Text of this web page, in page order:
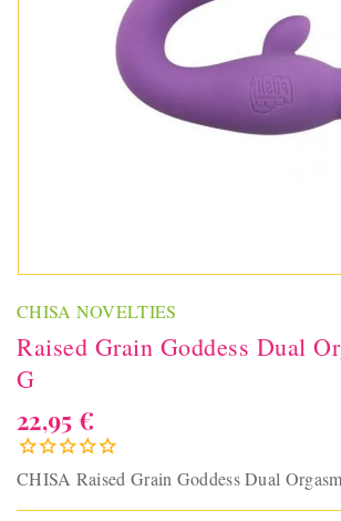
CHISA NOVELTIES
Raised Grain Goddess Dual
G
22,95 €
CHISA Raised Grain Goddess Dual